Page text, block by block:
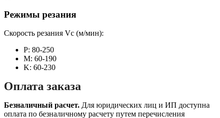
Режимы резания
Скорость резания Vc (м/мин):
P: 80-250
M: 60-190
K: 60-230
Оплата заказа
Безналичный расчет. Для юридических лиц и ИП доступна
оплата по безналичному расчету путем перечисления